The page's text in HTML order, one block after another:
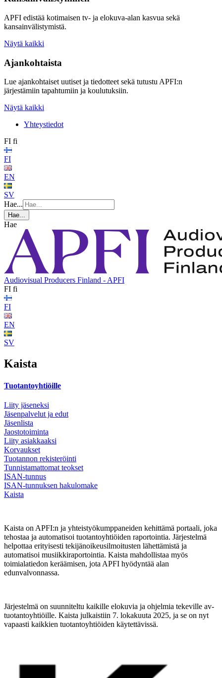
APFI edistää kotimaisen tv- ja elokuva-alan kasvua sekä
kansainvälistymistä.
Näytä kaikki
Ajankohtaista
Lue ajankohtaiset uutiset ja tiedotteet sekä tutustu APFI:n
järjestämiin tapahtumiin ja koulutuksiin.
Näytä kaikki
Yhteystiedot
FI fi
FI
EN
SV
Hae...
Hae...
Hae
Audiovisual Producers Finland - APFI
FI fi
FI
EN
SV
Kaista
Tuotantoyhtiöille
Liity jäseneksi
Jäsenpalvelut ja edut
Jäsenlista
Jaostotoiminta
Liity asiakkaaksi
Korvaukset
Tuotannon rekisteröinti
Tunnistamattomat teokset
ISAN-tunnus
ISAN-tunnuksen hakulomake
Kaista
Kaista on APFI:n ja yhteistyökumppaneiden kehittämä portaali, joka
tehostaa ja automatisoi tuotantoyhtiöiden raportointia. Järjestelmä
helpottaa erityisesti tekijänoikeusilmoitusten lähettämistä ja
automatisoi musiikkiraportointia. Kaista mahdollistaa myös
toimialatiedon keräämisen, jota APFI hyödyntää alan
edunvalvonnassa.
Järjestelmä on suunniteltu kaikille elokuvia ja ohjelmia tekeville av-
tuotantoyhtiöille. Kaista julkaistiin 7. lokakuuta 2025, ja se on nyt
vapaasti kaikkien tuotantoyhtiöiden käytettävissä.